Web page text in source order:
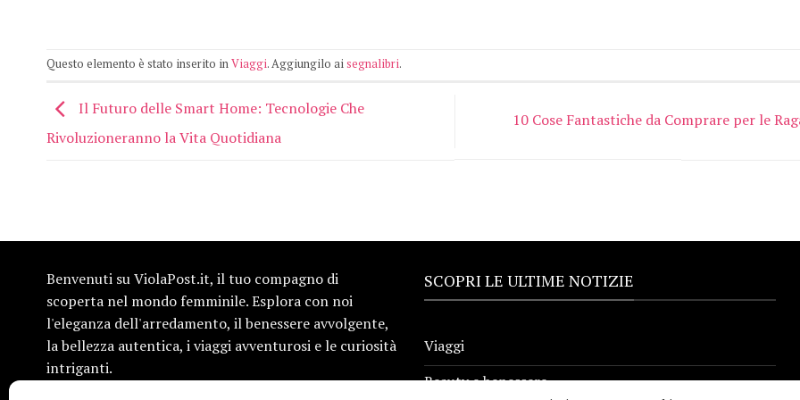
Questo elemento è stato inserito inViaggi. Aggiungilo aisegnalibri.
Il Futuro delle Smart Home: Tecnologie Che
Rivoluzioneranno la Vita Quotidiana
10 Cose Fantastiche da Comprare per le
Benvenuti su ViolaPost.it, il tuo compagno di
scoperta nel mondo femminile. Esplora con noi
l'eleganza dell'arredamento, il benessere avvolgente,
la bellezza autentica, i viaggi avventurosi e le curiosità
intriganti.
SCOPRI LE ULTIME NOTIZIE
Viaggi
Beauty e benessere